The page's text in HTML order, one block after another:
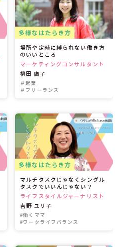
多様なはたらき方
場所や定時に縛られない働き方
のいいところ
マーケティングコンサルタント
柳田 庸子
＃起業
＃フリーランス
多様なはたらき方
マルチタスクじゃなくシングル
タスクでいいんじゃない？
ライフスタイルジャーナリスト
吉野 ユリ子
#働くママ
#ワークライフバランス